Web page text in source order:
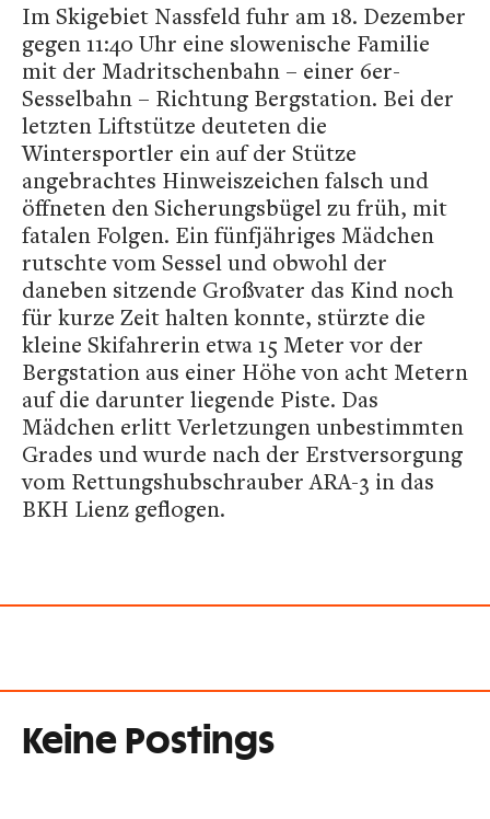
Im Skigebiet Nassfeld fuhr am 18. Dezember
gegen 11:40 Uhr eine slowenische Familie
mit der Madritschenbahn – einer 6er-
Sesselbahn – Richtung Bergstation. Bei der
letzten Liftstütze deuteten die
Wintersportler ein auf der Stütze
angebrachtes Hinweiszeichen falsch und
öffneten den Sicherungsbügel zu früh, mit
fatalen Folgen. Ein fünfjähriges Mädchen
rutschte vom Sessel und obwohl der
daneben sitzende Großvater das Kind noch
für kurze Zeit halten konnte, stürzte die
kleine Skifahrerin etwa 15 Meter vor der
Bergstation aus einer Höhe von acht Metern
auf die darunter liegende Piste. Das
Mädchen erlitt Verletzungen unbestimmten
Grades und wurde nach der Erstversorgung
vom Rettungshubschrauber ARA-3 in das
BKH Lienz geflogen.
Keine Postings